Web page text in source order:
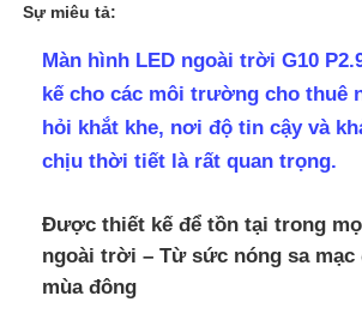
Sự miêu tả:
Màn hình LED ngoài trời G10
kế cho các môi trường cho thuê
hỏi khắt khe, nơi độ tin cậy và
chịu thời tiết là rất quan trọng.
Được thiết kế để tồn tại trong
ngoài trời – Từ sức nóng sa mạc
mùa đông